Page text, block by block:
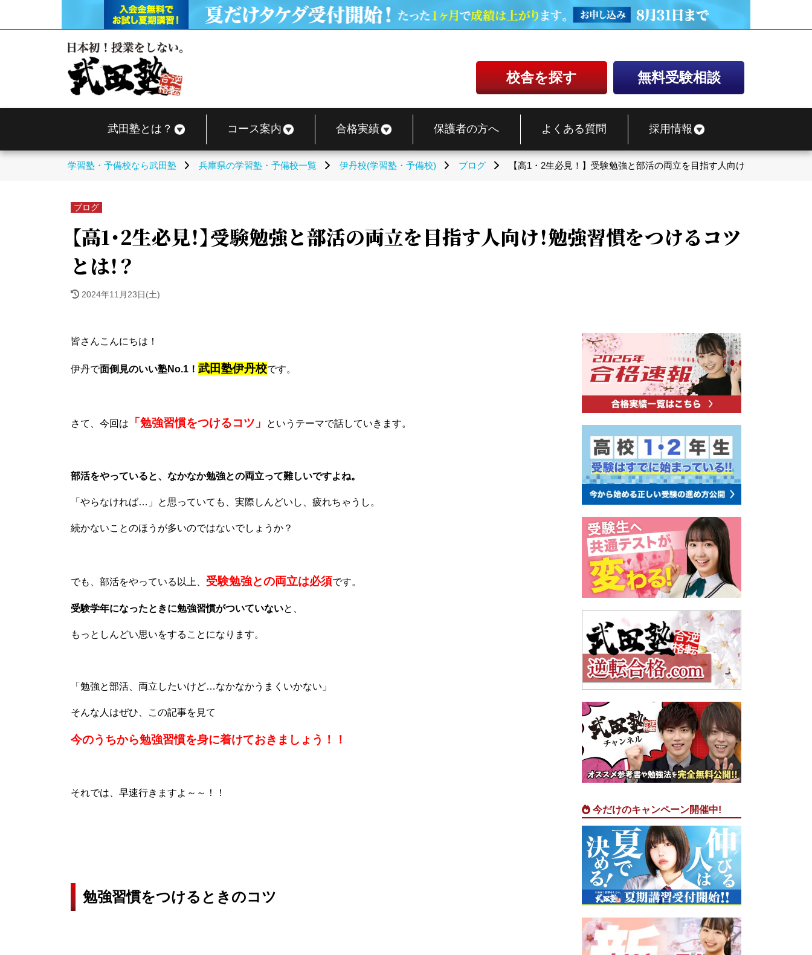
校舎を探す 無料受験相談
武田塾とは？ コース案内 合格実績 保護者の方へ よくある質問 採用情報
学習塾・予備校なら武田塾 兵庫県の学習塾・予備校一覧 伊丹校(学習塾・予備校) ブログ 【高1・2生必見！】受験勉強と部活の両立を目指す人向け！勉強習慣を
ブログ
【高1・2生必見！】受験勉強と部活の両立を目指す人向け！勉強習慣をつけるコツ
とは！？
2024年11月23日(土)
皆さんこんにちは！
伊丹で面倒見のいい塾No.1！ 武田塾伊丹校です。
さて、今回は 「勉強習慣をつけるコツ」 というテーマで話していきます。
部活をやっていると、なかなか勉強との両立って難しいですよね。
「やらなければ…」と思っていても、実際しんどいし、疲れちゃうし。
続かないことのほうが多いのではないでしょうか？
でも、部活をやっている以上、 受験勉強との両立は必須です。
受験学年になったときに勉強習慣がついていないと、
もっとしんどい思いをすることになります。
「勉強と部活、両立したいけど…なかなかうまくいかない」
そんな人はぜひ、この記事を見て
今のうちから勉強習慣を身に着けておきましょう！！
それでは、早速行きますよ～～！！
勉強習慣をつけるときのコツ
今だけのキャンペーン開催中!